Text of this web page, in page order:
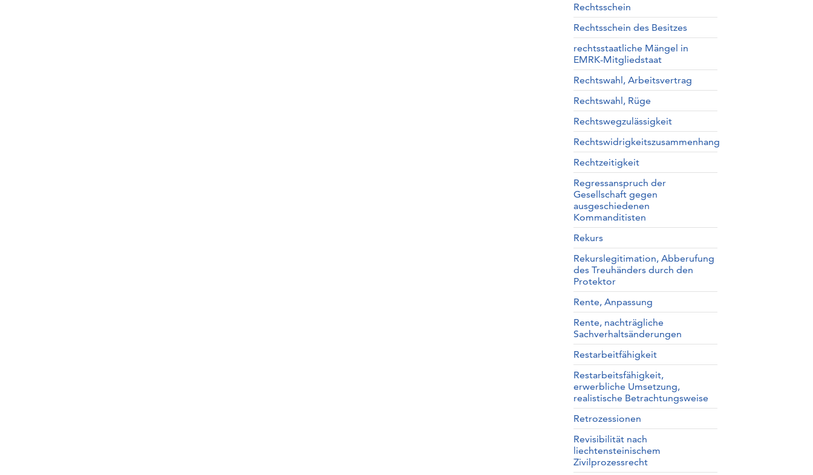
Rechtsschein
Rechtsschein des Besitzes
rechtsstaatliche Mängel in
EMRK-Mitgliedstaat
Rechtswahl, Arbeitsvertrag
Rechtswahl, Rüge
Rechtswegzulässigkeit
Rechtswidrigkeitszusammenhang
Rechtzeitigkeit
Regressanspruch der
Gesellschaft gegen
ausgeschiedenen
Kommanditisten
Rekurs
Rekurslegitimation, Abberufung
des Treuhänders durch den
Protektor
Rente, Anpassung
Rente, nachträgliche
Sachverhaltsänderungen
Restarbeitfähigkeit
Restarbeitsfähigkeit,
erwerbliche Umsetzung,
realistische Betrachtungsweise
Retrozessionen
Revisibilität nach
liechtensteinischem
Zivilprozessrecht